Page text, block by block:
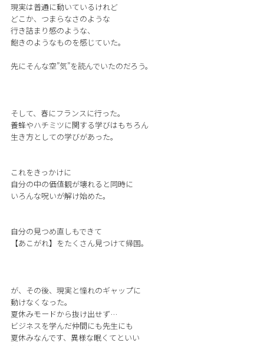
現実は普通に動いているけれど
どこか、つまらなさのような
行き詰まり感のような、
飽きのようなものを感じていた。
先にそんな空”気”を読んでいたのだろう。
そして、春にフランスに行った。
養蜂やハチミツに関する学びはもちろん
生き方としての学びがあった。
これをきっかけに
自分の中の価値観が壊れると同時に
いろんな呪いが解け始めた。
自分の見つめ直しもできて
【あこがれ】をたくさん見つけて帰国。
が、その後、現実と憧れのギャップに
動けなくなった。
夏休みモードから抜け出せず…
ビジネスを学んだ仲間にも先生にも
夏休みなんです、異様な眠くてといい